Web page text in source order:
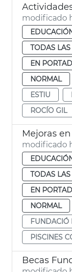
modificado
TODAS
EN
NORMAL
ESTIU
ROCÍO GIL
Mejoras
modificado
TODAS
EN
NORMAL
FUNDACIÓ
PISCINES
Becas